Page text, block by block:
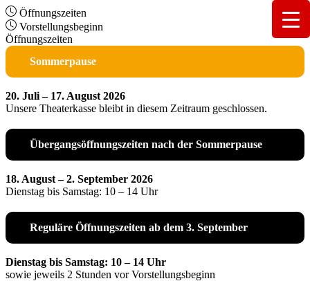
Öffnungszeiten
Vorstellungsbeginn
Öffnungszeiten
Sommerpause
20. Juli – 17. August 2026
Unsere Theaterkasse bleibt in diesem Zeitraum geschlossen.
Übergangsöffnungszeiten nach der Sommerpause
18. August – 2. September 2026
Dienstag bis Samstag: 10 – 14 Uhr
Reguläre Öffnungszeiten ab dem 3. September
Dienstag bis Samstag: 10 – 14 Uhr
sowie jeweils 2 Stunden vor Vorstellungsbeginn